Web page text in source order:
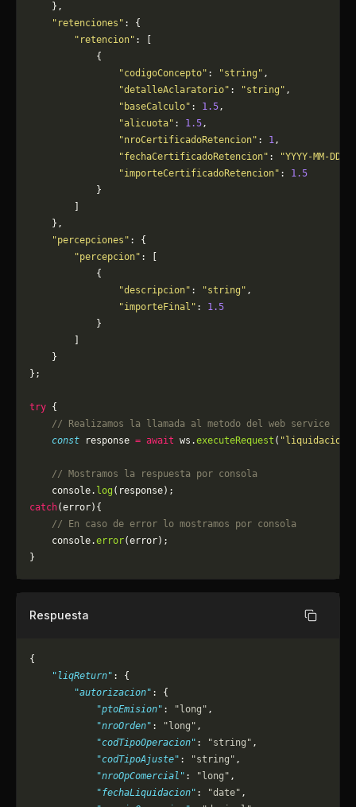
    },
    "retenciones"
: {
        "retencion"
: [
            {
                "codigoConcepto"
: "string" ,
                "detalleAclaratorio"
: "string" ,
                "baseCalculo"
: 1.5,
                "alicuota"
: 1.5,
                "nroCertificadoRetencion"
: 1,
                "fechaCertificadoRetencion"
: "YYYY-MM-DD"
                "importeCertificadoRetencion"
: 1.5
            }
    },
    "percepciones"
: {
        "percepcion"
: [
            {
                "descripcion"
: "string" ,
                "importeFinal"
: 1.5
            }
    }
};
try {
    // Realizamos la llamada al metodo del web service
    const
response = await ws.executeRequest (
    // Mostramos la respuesta por consola
    console.
log (response);
catch(error){
    // En caso de error lo mostramos por consola
	console.
error(error);
}
Respuesta Copiar
{
    "liqReturn"
: {
        "autorizacion"
: {
            "ptoEmision"
: "long" ,
            "nroOrden"
: "long" ,
            "codTipoOperacion"
: "string" ,
            "codTipoAjuste"
: "string" ,
            "nroOpComercial"
: "long" ,
            "fechaLiquidacion"
: "date" ,